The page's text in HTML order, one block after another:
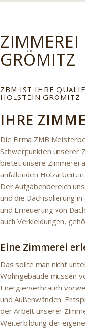
GRÖMITZ
ZBM IST IHRE
HOLSTEIN GRÖMITZ
IHRE
Die Firma ZMB
Schwerpunkten unserer
bietet unsere Zimmerei
anfallenden
Der Aufgabenbereich
und die Dachisolierung
und Erneuerung von
auch Verkleidungen,
Eine Zimmerei
Das sollte man nicht
Wohngebäude müssen
Energierverbrauch
und Außenwänden.
der Arbeit unserer
Weiterbildung der